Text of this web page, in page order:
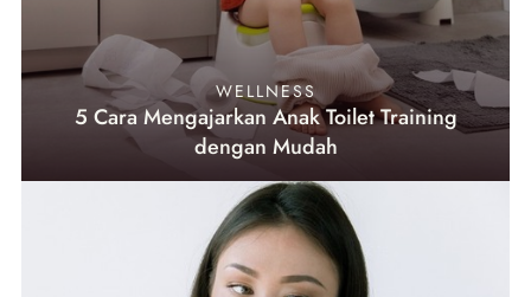
WELLNESS
5 Cara Mengajarkan Anak Toilet Training
dengan Mudah